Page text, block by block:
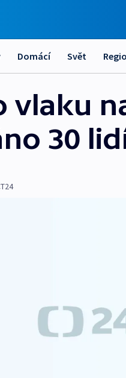
Domácí Svět
vlaku
30